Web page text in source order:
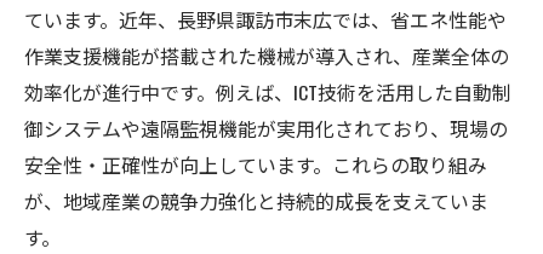
建設機械の技術革新がもたらす地域貢献の
実態
働きやすさを実現する建設機械の快適性とは
建設機械の快適性が働きやすさに直結する
理由
従業員目線で考える建設機械の快適装備の
ています。近年、長野県諏訪市末広では、省エネ性能や
作業支援機能が搭載された機械が導入され、産業全体の
効率化が進行中です。例えば、ICT技術を活用した自動制
御システムや遠隔監視機能が実用化されており、現場の
安全性・正確性が向上しています。これらの取り組み
が、地域産業の競争力強化と持続的成長を支えていま
す。